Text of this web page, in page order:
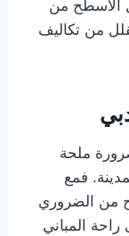
الأسطح من
من تكاليف
ملحة
فمع
من الضروري
المباني